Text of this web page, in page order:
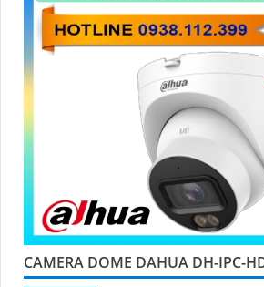
CAMERA DOME DAHUA DH-IPC-